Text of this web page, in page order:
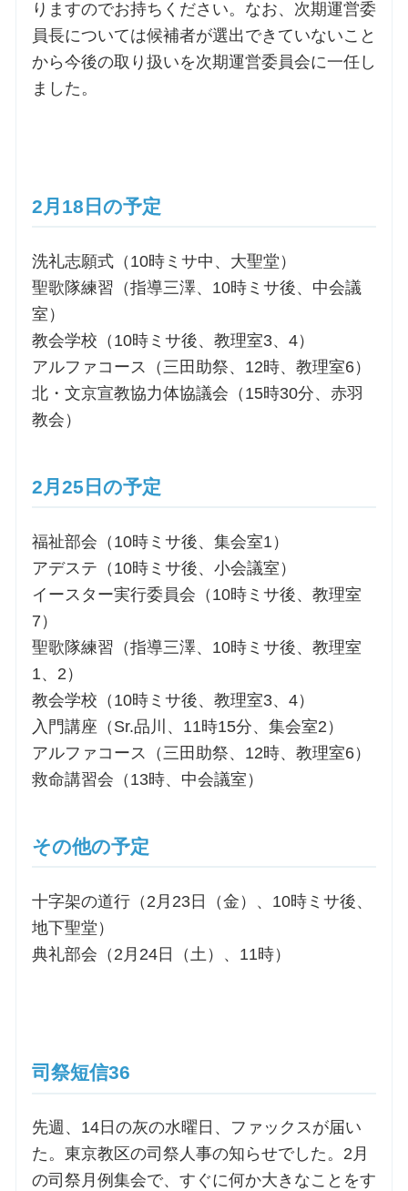
りますのでお持ちください。なお、次期運営委
員長については候補者が選出できていないこと
から今後の取り扱いを次期運営委員会に一任し
ました。
2月18日の予定
洗礼志願式（10時ミサ中、大聖堂）
聖歌隊練習（指導三澤、10時ミサ後、中会議
室）
教会学校（10時ミサ後、教理室3、4）
アルファコース（三田助祭、12時、教理室6）
北・文京宣教協力体協議会（15時30分、赤羽
教会）
2月25日の予定
福祉部会（10時ミサ後、集会室1）
アデステ（10時ミサ後、小会議室）
イースター実行委員会（10時ミサ後、教理室
7）
聖歌隊練習（指導三澤、10時ミサ後、教理室
1、2）
教会学校（10時ミサ後、教理室3、4）
入門講座（Sr.品川、11時15分、集会室2）
アルファコース（三田助祭、12時、教理室6）
救命講習会（13時、中会議室）
その他の予定
十字架の道行（2月23日（金）、10時ミサ後、
地下聖堂）
典礼部会（2月24日（土）、11時）
司祭短信36
先週、14日の灰の水曜日、ファックスが届い
た。東京教区の司祭人事の知らせでした。2月
の司祭月例集会で、すぐに何か大きなことをす